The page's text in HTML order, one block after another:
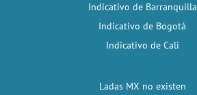
Indicativo de Barranquilla
Indicativo de Bogotá
Indicativo de Cali
Ladas MX no existen